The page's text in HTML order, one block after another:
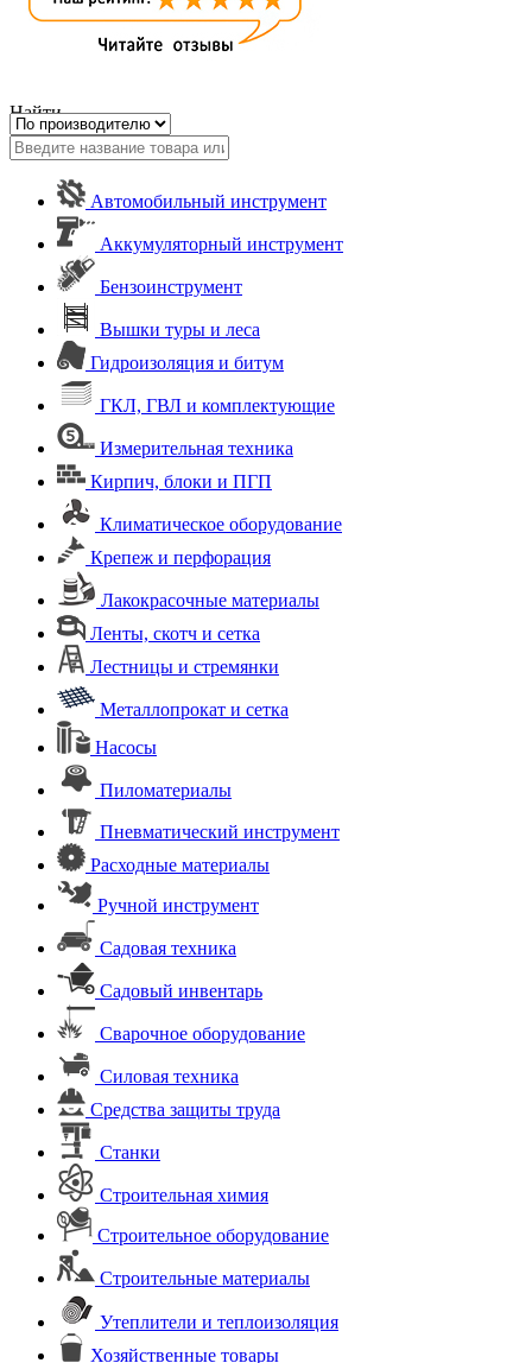
Найти
Автомобильный инструмент
Аккумуляторный инструмент
Бензоинструмент
Вышки туры и леса
Гидроизоляция и битум
ГКЛ, ГВЛ и комплектующие
Измерительная техника
Кирпич, блоки и ПГП
Климатическое оборудование
Крепеж и перфорация
Лакокрасочные материалы
Ленты, скотч и сетка
Лестницы и стремянки
Металлопрокат и сетка
Насосы
Пиломатериалы
Пневматический инструмент
Расходные материалы
Ручной инструмент
Садовая техника
Садовый инвентарь
Сварочное оборудование
Силовая техника
Средства защиты труда
Станки
Строительная химия
Строительное оборудование
Строительные материалы
Утеплители и теплоизоляция
Хозяйственные товары